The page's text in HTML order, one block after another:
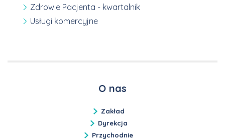
Zdrowie Pacjenta - kwartalnik
Usługi komercyjne
O nas
Zakład
Dyrekcja
Przychodnie